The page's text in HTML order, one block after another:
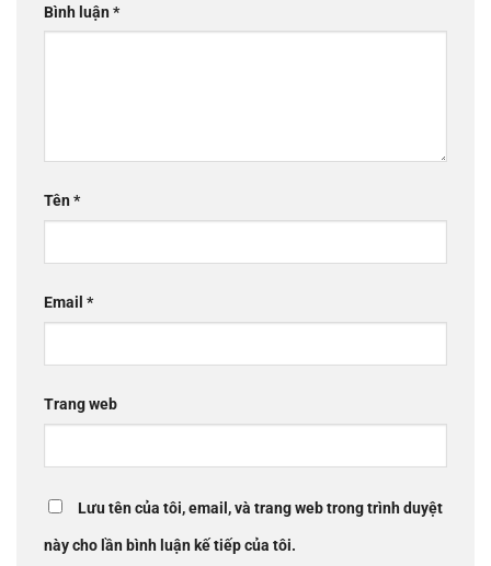
Bình luận*
Tên*
Email *
Trang web
Lưu tên của tôi, email, và trang web trong trình duyệt
này cho lần bình luận kế tiếp của tôi.